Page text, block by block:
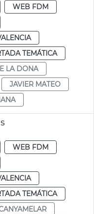
WEB FDM
TEMÁTICA
LA DONA
JAVIER MATEO
WEB FDM
TEMÁTICA